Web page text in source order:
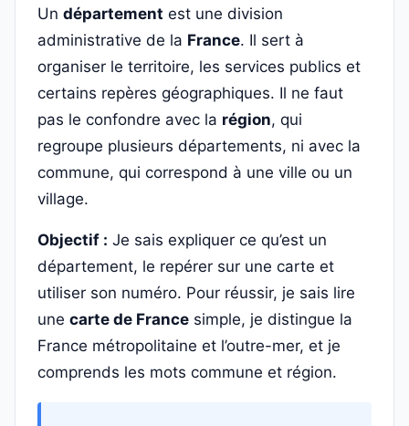
Un département est une division
administrative de la France. Il sert à
organiser le territoire, les services publics et
certains repères géographiques. Il ne faut
pas le confondre avec la région, qui
regroupe plusieurs départements, ni avec la
commune, qui correspond à une ville ou un
village.
Objectif : Je sais expliquer ce qu’est un
département, le repérer sur une carte et
utiliser son numéro. Pour réussir, je sais lire
une carte de France simple, je distingue la
France métropolitaine et l’outre-mer, et je
comprends les mots commune et région.